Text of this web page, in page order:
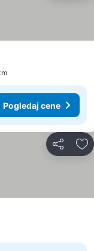
Pogledaj cene
Deli